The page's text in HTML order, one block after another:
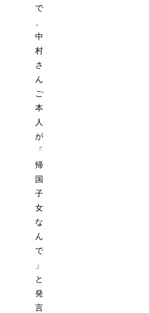
で
中
村
さ
ん
ご
本
人
が
「
帰
国
子
女
な
ん
で
」
と
発
言